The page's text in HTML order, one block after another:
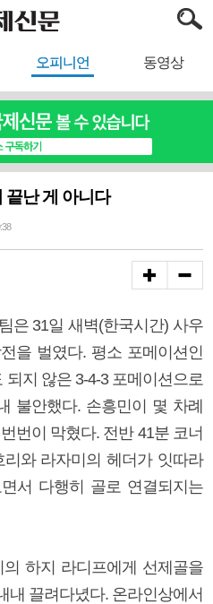
오피니언 동영상
끝난 게 아니다
은 31일 새벽(한국시간) 사우
을 벌였다. 평소 포메이션인
지 않은 3-4-3 포메이션으로
불안했다. 손흥민이 몇 차례
번이 막혔다. 전반 41분 코너
와 라자미의 헤더가 잇따라
서 다행히 골로 연결되지는
하지 라디프에게 선제골을
내 끌려다녔다. 온라인상에서